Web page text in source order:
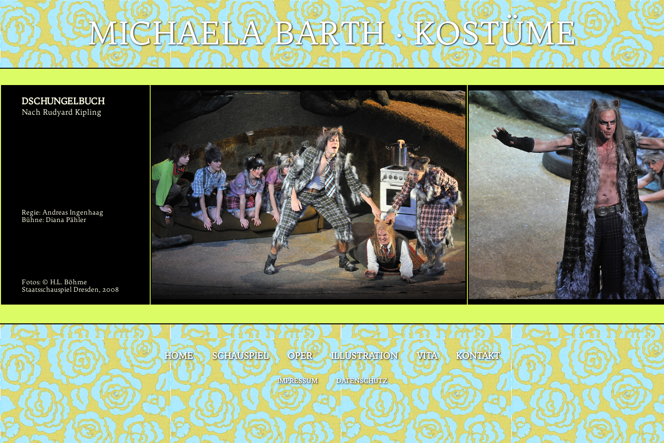
MICHAELA BARTH · KOSTÜME
DSCHUNGELBUCH
Nach Rudyard Kipling
Regie: Andreas Ingenhaag
Bühne: Diana Pähler
Fotos: © H.L. Böhme
Staatsschauspiel Dresden, 2008
HOME SCHAUSPIEL OPER ILLUSTRATION VITA KONTAKT
IMPRESSUM DATENSCHUTZ